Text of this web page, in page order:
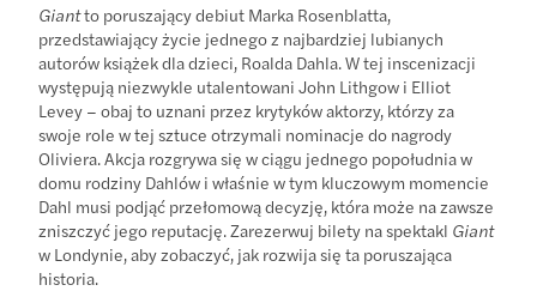
Giantto poruszający debiut Marka Rosenblatta,
przedstawiający życie jednego z najbardziej lubianych
autorów książek dla dzieci, Roalda Dahla. W tej inscenizacji
występują niezwykle utalentowani John Lithgow i Elliot
Levey – obaj to uznani przez krytyków aktorzy, którzy za
swoje role w tej sztuce otrzymali nominacje do nagrody
Oliviera. Akcja rozgrywa się w ciągu jednego popołudnia w
domu rodziny Dahlów i właśnie w tym kluczowym momencie
Dahl musi podjąć przełomową decyzję, która może na zawsze
zniszczyć jego reputację. Zarezerwuj bilety na spektakl Giant
w Londynie, aby zobaczyć, jak rozwija się ta poruszająca
historia.